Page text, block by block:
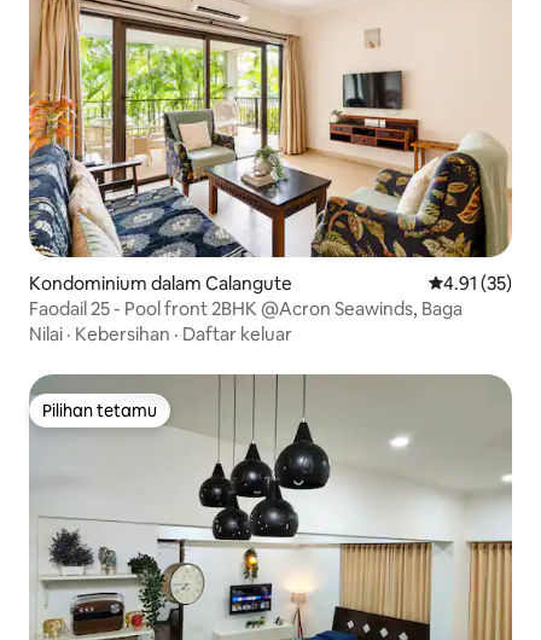
Kondominium dalam Calangute Penarafan
4.91 (35)
Faodail 25 - Pool front 2BHK @Acron Seawinds, Baga
Nilai · Kebersihan · Daftar keluar
Pilihan tetamu
Pilihan tetamu